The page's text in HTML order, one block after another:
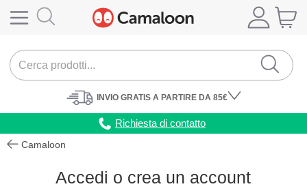
INVIO GRATIS A PARTIRE DA 85€
Richiesta di contatto
Camaloon
Accedi o crea un account